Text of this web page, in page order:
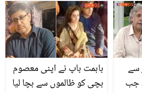
باہمت باپ نے اپنی معصوم
بچی کو ظالموں سے بچا لیا
سے
۔۔ جب